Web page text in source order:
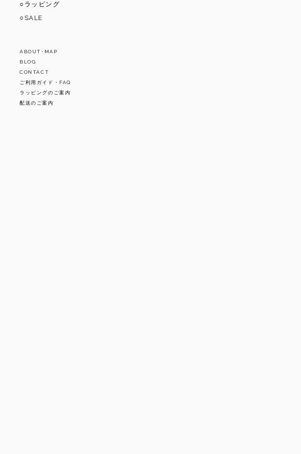
○ラッピング
○SALE
ABOUT･MAP
BLOG
CONTACT
ご利用ガイド・FAQ
ラッピングのご案内
配送のご案内